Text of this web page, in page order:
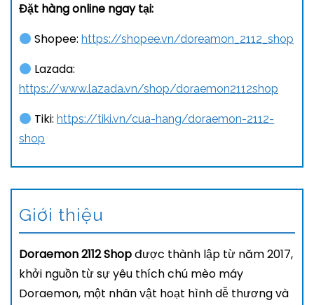
Đặt hàng online ngay tại:
Shopee:https://shopee.vn/doreamon_2112_shop
Lazada:
https://www.lazada.vn/shop/doraemon2112shop
Tiki:https://tiki.vn/cua-hang/doraemon-2112-
shop
Giới thiệu
Doraemon 2112 Shopđược thành lập từ năm 2017,
khởi nguồn từ sự yêu thích chú mèo máy
Doraemon, một nhân vật hoạt hình dễ thương và